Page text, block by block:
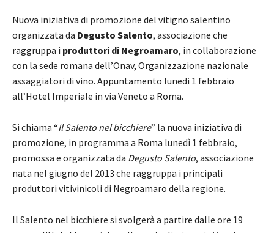
Nuova iniziativa di promozione del vitigno salentino
organizzata da Degusto Salento, associazione che
raggruppa i produttori di Negroamaro, in collaborazione
con la sede romana dell’Onav, Organizzazione nazionale
assaggiatori di vino. Appuntamento lunedi 1 febbraio
all’Hotel Imperiale in via Veneto a Roma.
Si chiama “Il Salento nel bicchiere” la nuova iniziativa di
promozione, in programma a Roma lunedì 1 febbraio,
promossa e organizzata da Degusto Salento, associazione
nata nel giugno del 2013 che raggruppa i principali
produttori vitivinicoli di Negroamaro della regione.
Il Salento nel bicchiere si svolgerà a partire dalle ore 19